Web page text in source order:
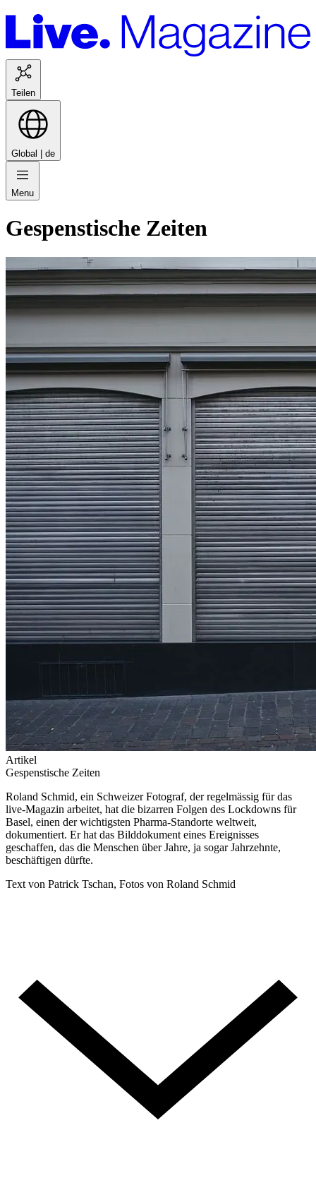
Teilen
Global | de
Menu
Gespenstische Zeiten
Artikel
Gespenstische Zeiten
Roland Schmid, ein Schweizer Fotograf, der regelmässig für das
live-Magazin arbeitet, hat die bizarren Folgen des Lockdowns für
Basel, einen der wichtigsten Pharma-Standorte weltweit,
dokumentiert. Er hat das Bilddokument eines Ereignisses
geschaffen, das die Menschen über Jahre, ja sogar Jahrzehnte,
beschäftigen dürfte.
Text von Patrick Tschan, Fotos von Roland Schmid